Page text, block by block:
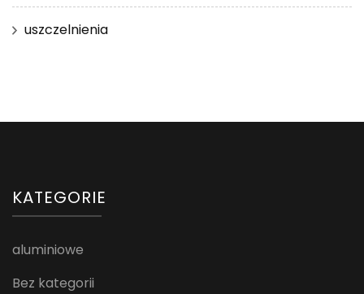
uszczelnienia
KATEGORIE
aluminiowe
Bez kategorii